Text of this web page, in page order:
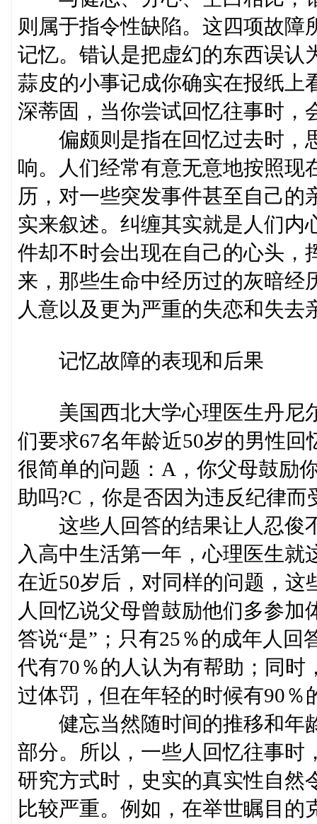
则属于指令性缺陷。这四项故障
记忆。错认是把虚幻的东西误认
蒜皮的小事记成你确实在报纸上
深蒂固，当你尝试回忆往事时，
偏颇则是指在回忆过去时，
响。人们经常有意无意地按照现
历，对一些突发事件甚至自己的
实来叙述。纠缠其实就是人们内
件却不时会出现在自己的心头，
来，那些生命中经历过的灰暗经
人意以及更为严重的失恋和失
记忆故障的表现和后果
美国西北大学心理医生丹尼
们要求67名年龄近50岁的男性
很简单的问题：A，你父母鼓励
助吗?C，你是否因为违反纪律而
这些人回答的结果让人忍俊
入高中生活第一年，心理医生
在近50岁后，对同样的问题，这
人回忆说父母曾鼓励他们多参
答说“是”；只有25％的成年人
代有70％的人认为有帮助；同时
过体罚，但在年轻的时候有90
健忘当然随时间的推移和年
部分。所以，一些人回忆往事时
研究方式时，史实的真实性自然
比较严重。例如，在举世瞩目